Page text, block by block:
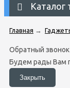
Каталог
Главная →
Обратный звонок
Будем рады Вам